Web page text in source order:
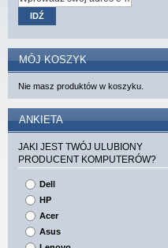
IDŹ
MÓJ KOSZYK
Nie masz produktów w koszyku.
ANKIETA
JAKI JEST TWÓJ ULUBIONY
PRODUCENT KOMPUTERÓW?
Dell
HP
Acer
Asus